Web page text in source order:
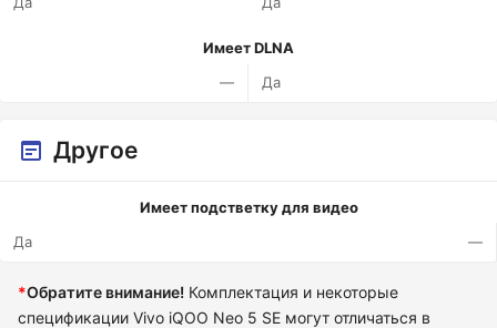
Имеет DLNA
—
Да
Другое
Имеет подстветку для видео
Да
—
*Обратите внимание! Комплектация и некоторые
спецификации Vivo iQOO Neo 5 SE могут отличаться в